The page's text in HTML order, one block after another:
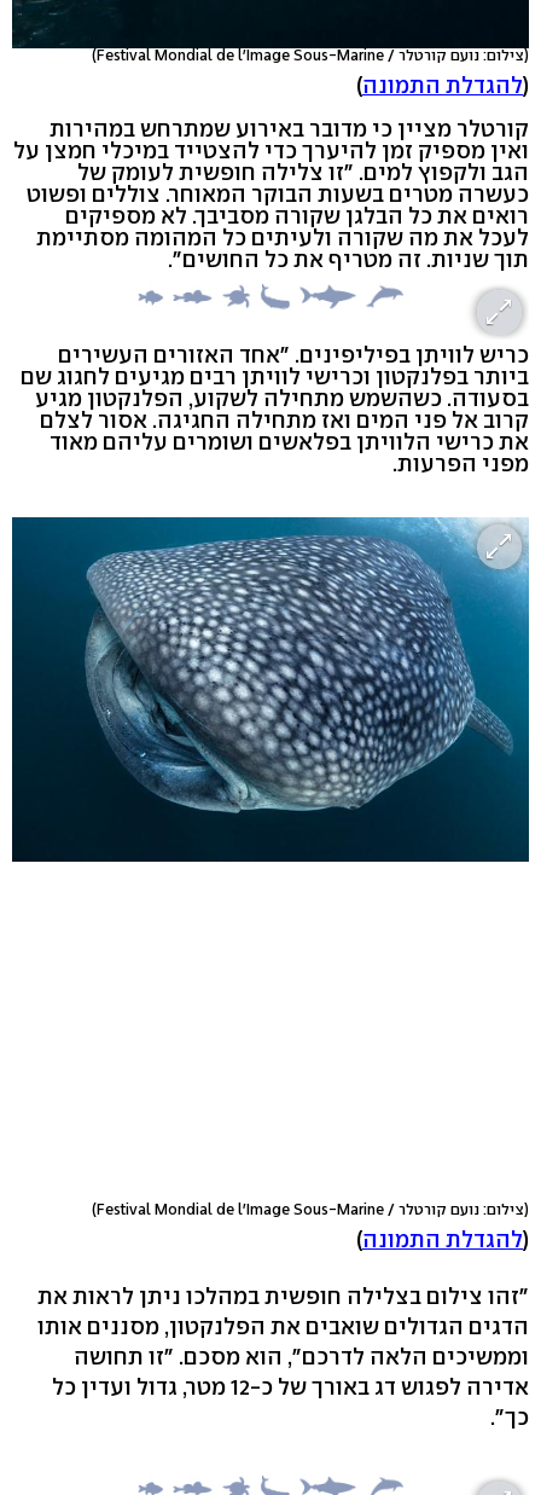
(צילום: נועם קורטלר / Festival Mondial de l'Image Sous-Marine)
(להגדלת התמונה)
קורטלר מציין כי מדובר באירוע שמתרחש במהירות
ואין מספיק זמן להיערך כדי להצטייד במיכלי חמצן על
הגב ולקפוץ למים. "זו צלילה חופשית לעומק של
כעשרה מטרים בשעות הבוקר המאוחר. צוללים ופשוט
רואים את כל הבלגן שקורה מסביבך. לא מספיקים
לעכל את מה שקורה ולעיתים כל המהומה מסתיימת
תוך שניות. זה מטריף את כל החושים".
כריש לוויתן בפיליפינים. "אחד האזורים העשירים
ביותר בפלנקטון וכרישי לוויתן רבים מגיעים לחגוג שם
בסעודה. כשהשמש מתחילה לשקוע, הפלנקטון מגיע
קרוב אל פני המים ואז מתחילה החגיגה. אסור לצלם
את כרישי הלוויתן בפלאשים ושומרים עליהם מאוד
מפני הפרעות.
(צילום: נועם קורטלר / Festival Mondial de l'Image Sous-Marine)
(להגדלת התמונה)
"זהו צילום בצלילה חופשית במהלכו ניתן לראות את
הדגים הגדולים שואבים את הפלנקטון, מסננים אותו
וממשיכים הלאה לדרכם", הוא מסכם. "זו תחושה
אדירה לפגוש דג באורך של כ-12 מטר, גדול ועדין כל
כך".